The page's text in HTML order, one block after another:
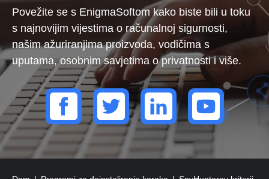
Povežite se s EnigmaSoftom kako biste bili u toku
s najnovijim vijestima o računalnoj sigurnosti,
našim ažuriranjima proizvoda, vodičima s
uputama, osobnim savjetima o privatnosti i više.